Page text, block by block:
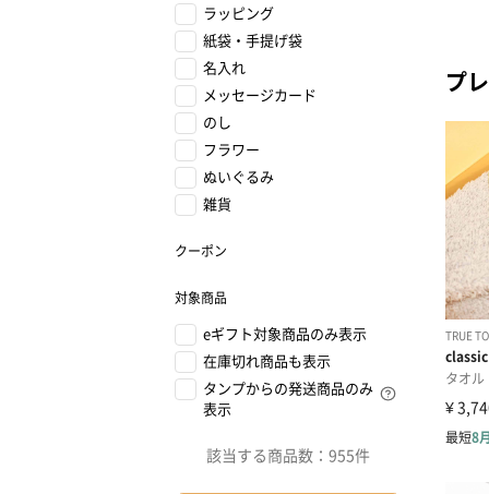
ラッピング
紙袋・手提げ袋
名入れ
メッセージカード
のし
フラワー
ぬいぐるみ
雑貨
クーポン
対象商品
eギフト対象商品のみ表示
在庫切れ商品も表示
タンプからの発送商品のみ
表示
該当する商品数： 955件
プ